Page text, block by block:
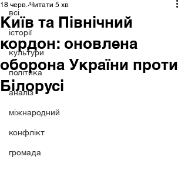
всі
історії
культури
політика
аналіз
міжнародний
конфлікт
громада
Київ та Північний
кордон: оновлена
оборона України проти
Білорусі
18 черв. Читати 5 хв